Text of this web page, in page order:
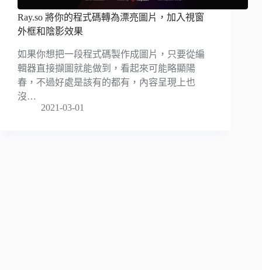
Ray.so 將你的程式碼轉為漂亮圖片，加入視窗
外框和陰影效果
如果你想把一段程式碼製作成圖片，只要從編
輯器直接擷圖就能做到，看起來可能略顯陽
春，不過好處是該有的都有，內容呈現上也
沒…
2021-03-01